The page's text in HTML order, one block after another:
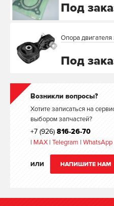
Под
Опора двигателя
Под
Возникли вопросы?
Хотите записаться на
выбором запчастей?
+7 (926) 816-26-70
| MAX | Telegram | WhatsApp
ИЛИ НАПИШИТЕ НАМ